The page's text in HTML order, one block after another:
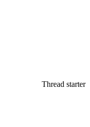
Thread starter